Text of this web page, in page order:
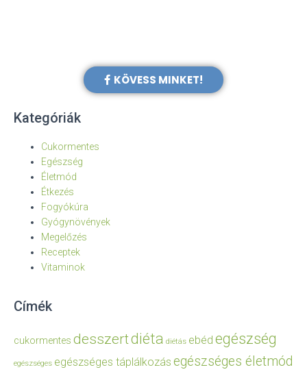
KÖVESS MINKET!
Kategóriák
Cukormentes
Egészség
Életmód
Étkezés
Fogyókúra
Gyógynövények
Megelőzés
Receptek
Vitaminok
Címék
cukormentes desszertdiéta diétás ebéd egészség
egészséges egészséges táplálkozás egészséges életmód